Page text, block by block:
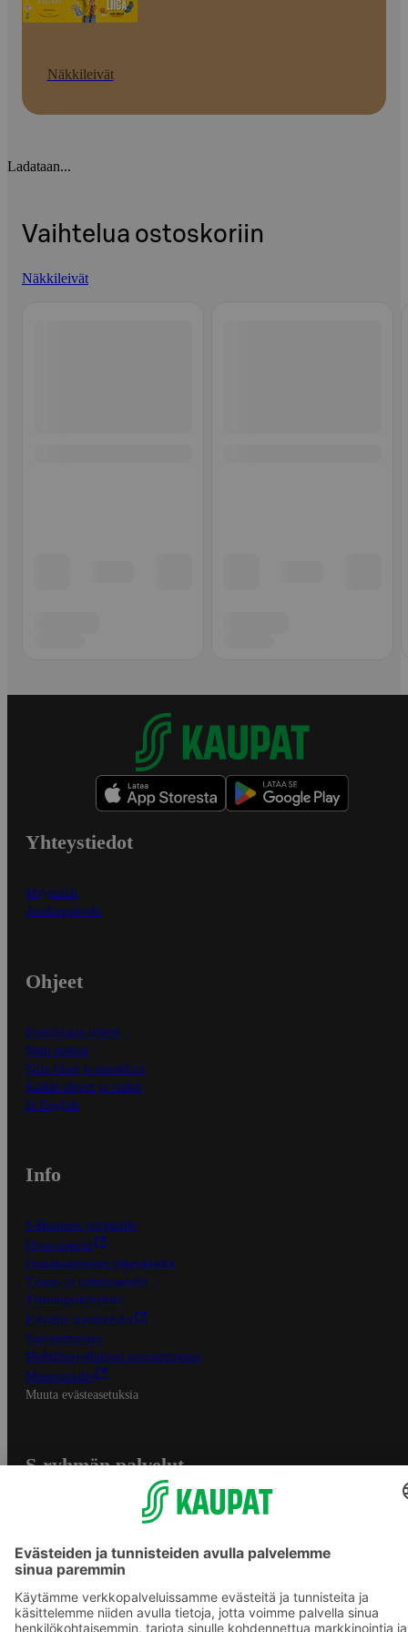
Näkkileivät
Ladataan...
Vaihtelua ostoskoriin
Näkkileivät
Yhteystiedot
Myymälät
Asiakaspalvelu
Ohjeet
Ensitilaajan ohjeet
Näin maksat
Näin tilaat ja muokkaat
Kaikki ohjeet ja vinkit
In English
Info
S-Business yrityksille
Oiva-raportit
Osuuskauppojen yhteystiedot
Tilaus- ja toimitusehdot
Tietosuojakäytäntö
Palvelun käyttöehdot
Saavutettavuus
Mobiilisovelluksen saavutettavuus
Mainostajalle
Muuta evästeasetuksia
S-ryhmän palvelut
Yhteishyvä Ruoka -sovellus
S-ostoslista -sovellus
Prisma.fi
Sokos.fi